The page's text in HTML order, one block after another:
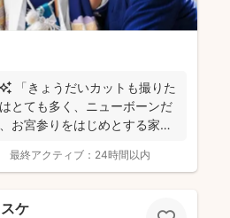
「きょうだいカットも撮りた
とても多く、ニューボーンだ
お宮参りをはじめとする家族
最終アクティブ： 24時間以内
ケ